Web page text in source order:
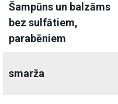
Šampūns un balzāms
bez sulfātiem,
parabēniem
smarža